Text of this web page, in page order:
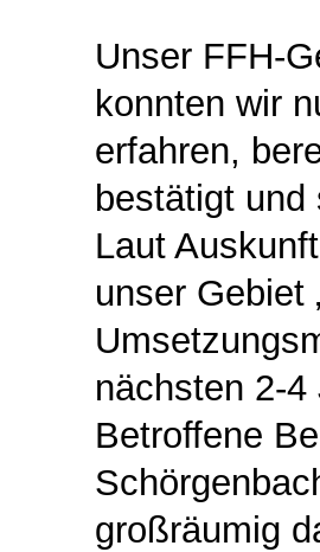
Unser FFH-
konnten wir
erfahren,
bestätigt
Laut
unser Gebiet
nächsten 2-
Betroffene
großräumig